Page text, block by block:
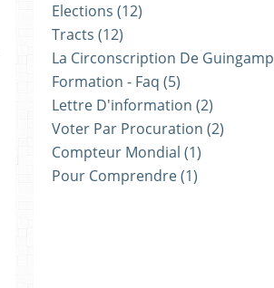
Elections (12)
Tracts (12)
La Circonscription De Guingamp
Formation - Faq (5)
Lettre D'information (2)
Voter Par Procuration (2)
Compteur Mondial (1)
Pour Comprendre(1)